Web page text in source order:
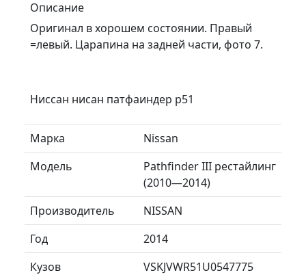
Описание
Оригинал в хорошем состоянии. Правый
=левый. Царапина на задней части, фото 7.
Ниссан нисан патфаиндер р51
Марка
Nissan
Модель
Pathfinder III рестайлинг
(2010—2014)
Производитель
NISSAN
Год
2014
Кузов
VSKJVWR51U0547775